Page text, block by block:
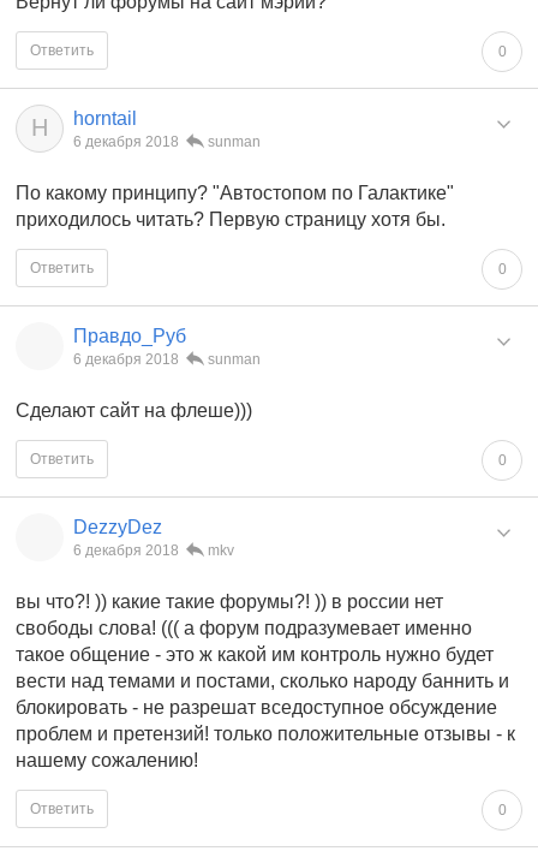
0
Ответить
H horntail
6 декабря 2018 sunman
По какому принципу? "Автостопом по Галактике"
приходилось читать? Первую страницу хотя бы.
0
Ответить
Правдо_Руб
6 декабря 2018 sunman
Сделают сайт на флеше)))
0
Ответить
DezzyDez
6 декабря 2018 mkv
вы что?! )) какие такие форумы?! )) в россии нет
свободы слова! ((( а форум подразумевает именно
такое общение - это ж какой им контроль нужно будет
вести над темами и постами, сколько народу баннить и
блокировать - не разрешат вседоступное обсуждение
проблем и претензий! только положительные отзывы - к
нашему сожалению!
0
Ответить